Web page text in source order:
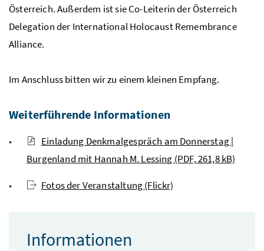
Österreich. Außerdem ist sie Co-Leiterin der Österreich
Delegation der International Holocaust Remembrance
Alliance.
Im Anschluss bitten wir zu einem kleinen Empfang.
Weiterführende Informationen
Einladung Denkmalgespräch am Donnerstag |
Burgenland mit Hannah M. Lessing (PDF, 261,8 kB)
Fotos der Veranstaltung (Flickr)
Informationen